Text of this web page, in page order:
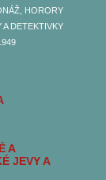
HORORY
A DETEKTIVKY
A
JEVY A
A
SEX A